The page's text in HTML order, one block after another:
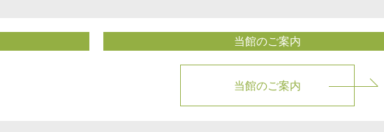
当館のご案内
当館のご案内